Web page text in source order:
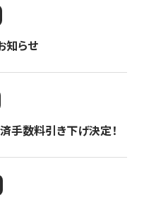
知らせ
手数料引き下げ決定！